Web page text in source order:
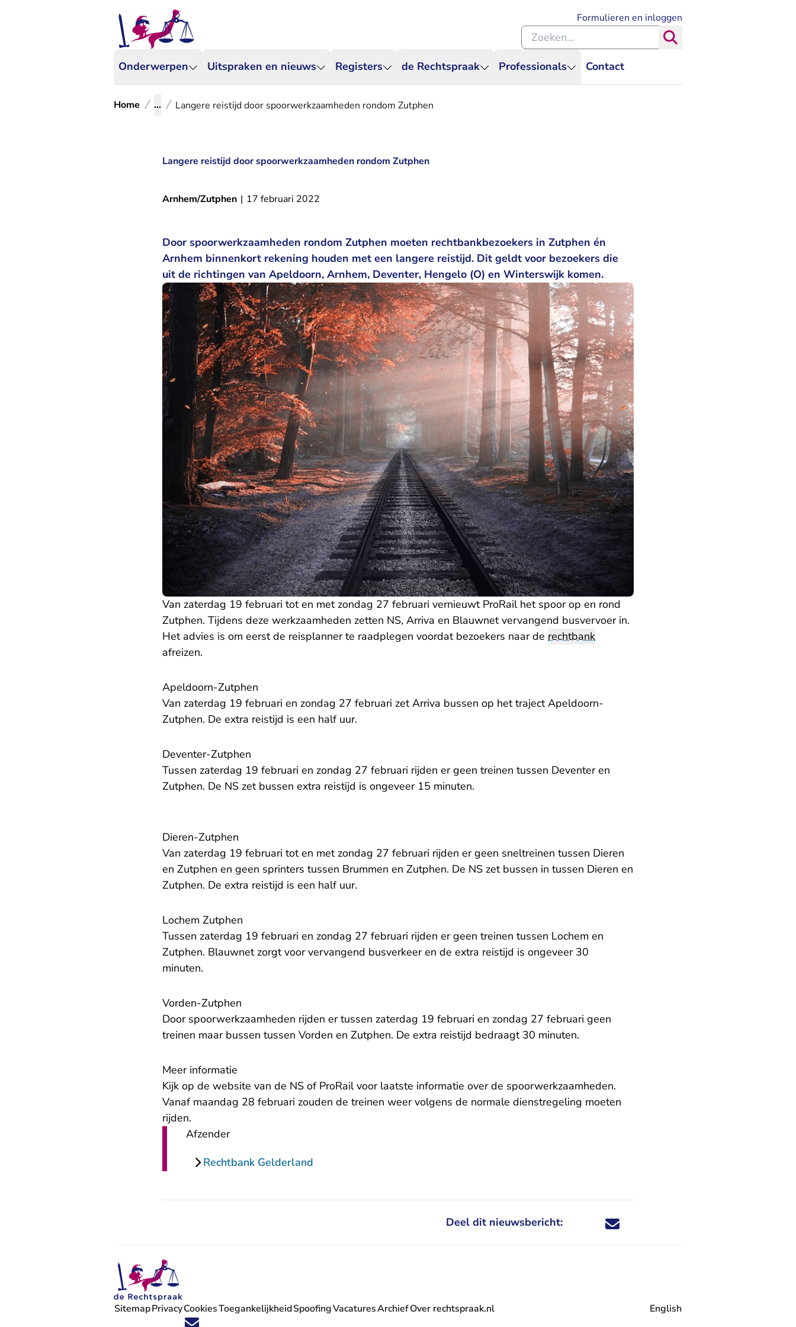
Onderwerpen Uitspraken en nieuws Registers de Rechtspraak Professionals Contact
Formulieren en inloggen
Zoeken binnen de Rechtspraak
Home ... Langere reistijd door spoorwerkzaamheden rondom Zutphen
Langere reistijd door spoorwerkzaamheden rondom Zutphen
Arnhem/Zutphen | 17 februari 2022
Door spoorwerkzaamheden rondom Zutphen moeten rechtbankbezoekers in Zutphen én
Arnhem binnenkort rekening houden met een langere reistijd. Dit geldt voor bezoekers die
uit de richtingen van Apeldoorn, Arnhem, Deventer, Hengelo (O) en Winterswijk komen.
Van zaterdag 19 februari tot en met zondag 27 februari vernieuwt ProRail het spoor op en rond
Zutphen. Tijdens deze werkzaamheden zetten NS, Arriva en Blauwnet vervangend busvervoer in.
Het advies is om eerst de reisplanner te raadplegen voordat bezoekers naar de rechtbank
afreizen.
Apeldoorn-Zutphen
Van zaterdag 19 februari en zondag 27 februari zet Arriva bussen op het traject Apeldoorn-
Zutphen. De extra reistijd is een half uur.
Deventer-Zutphen
Tussen zaterdag 19 februari en zondag 27 februari rijden er geen treinen tussen Deventer en
Zutphen. De NS zet bussen extra reistijd is ongeveer 15 minuten.
Dieren-Zutphen
Van zaterdag 19 februari tot en met zondag 27 februari rijden er geen sneltreinen tussen Dieren
en Zutphen en geen sprinters tussen Brummen en Zutphen. De NS zet bussen in tussen Dieren en
Zutphen. De extra reistijd is een half uur.
Lochem Zutphen
Tussen zaterdag 19 februari en zondag 27 februari rijden er geen treinen tussen Lochem en
Zutphen. Blauwnet zorgt voor vervangend busverkeer en de extra reistijd is ongeveer 30
minuten.
Vorden-Zutphen
Door spoorwerkzaamheden rijden er tussen zaterdag 19 februari en zondag 27 februari geen
treinen maar bussen tussen Vorden en Zutphen. De extra reistijd bedraagt 30 minuten.
Meer informatie
Kijk op de website van de NS- U verlaat Rechtspraak.nl
of ProRail- U verlaat Rechtspraak.nl
voor laatste informatie over de spoorwerkzaamheden.
Vanaf maandag 28 februari zouden de treinen weer volgens de normale dienstregeling moeten
rijden.
Afzender
Rechtbank Gelderland
Deel dit nieuwsbericht: Deel dit nieuwsbericht via X - U verlaat
Deel dit nieuwsbericht via Facebook - U
Deel dit nieuwsbericht via e-mail
Deel dit nieuwsbericht via LinkedIn - U
Volg ons op X (Twitter) - U verlaat Rechtspraak.nl
Volg ons op Facebook - U verlaat Rechtspraak.nl
Volg ons op Instagram - U verlaat Rechtspraak.nl
Volg ons op Youtube - U verlaat Rechtspraak.nl
Volg ons op LinkedIn - U verlaat Rechtspraak.nl
'Blijf op de hoogte' nieuwsbrief - U verlaat Rechtspraak.nl
SitemapPrivacyCookiesToegankelijkheidSpoofingVacatures
- U verlaat Rechtspraak.nl
ArchiefOver rechtspraak.nl English